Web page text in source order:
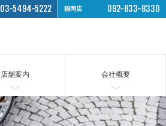
03-5494-5222 福岡店 092-833-8330
店舗案内 会社概要